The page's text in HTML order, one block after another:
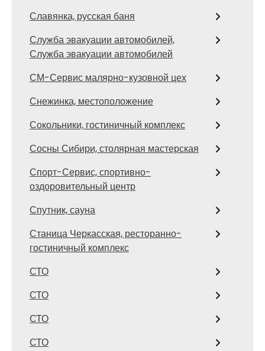
Славянка, русская баня
Служба эвакуации автомобилей,
Служба эвакуации автомобилей
СМ-Сервис малярно-кузовной цех
Снежинка, местоположение
Сокольники, гостиничный комплекс
Сосны Сибири, столярная мастерская
Спорт-Сервис, спортивно-
оздоровительный центр
Спутник, сауна
Станица Черкасская, ресторанно-
гостиничный комплекс
СТО
СТО
СТО
СТО